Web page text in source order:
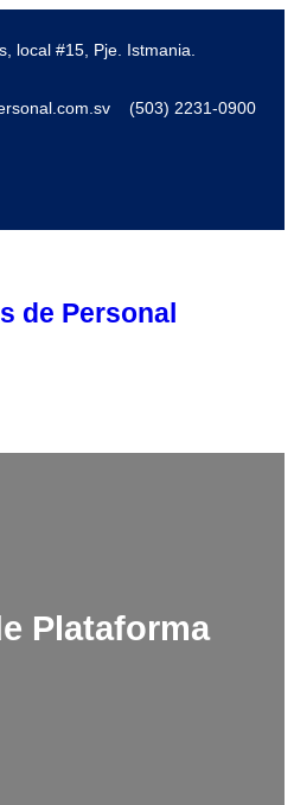
local #15, Pje. Istmania.
(503) 2231-0900
de Personal
Plataforma